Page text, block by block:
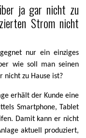
ja gar nicht zu
Strom nicht
nur ein einziges
wie soll man seinen
nicht zu Hause ist?
erhält der Kunde eine
Smartphone, Tablet
Damit kann er nicht
aktuell produziert,